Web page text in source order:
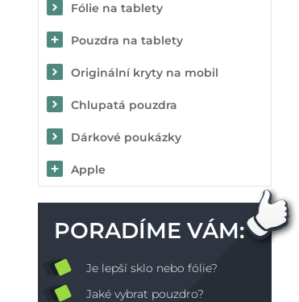
Fólie na tablety
Pouzdra na tablety
Originální kryty na mobil
Chlupatá pouzdra
Dárkové poukázky
Apple
PORADÍME VÁM:
Je lepší sklo nebo fólie?
Jaké vybrat pouzdro?